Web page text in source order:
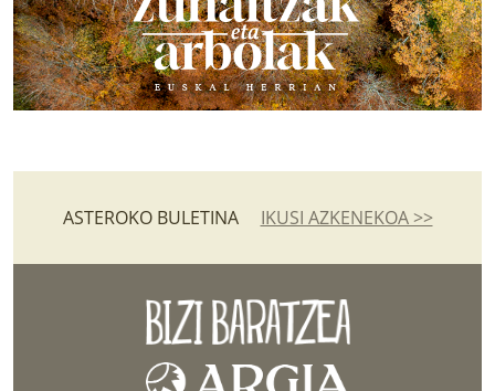
ASTEROKO BULETINA IKUSI AZKENEKOA >>